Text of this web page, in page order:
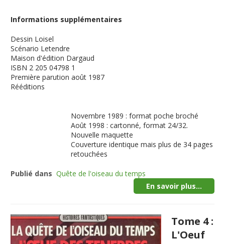
Informations supplémentaires
Dessin Loisel
Scénario Letendre
Maison d'édition Dargaud
ISBN 2 205 04798 1
Première parution août 1987
Rééditions
Novembre 1989 : format poche broché
Août 1998 : cartonné, format 24/32.
Nouvelle maquette
Couverture identique mais plus de 34 pages
retouchées
Publié dans Quête de l'oiseau du temps
En savoir plus...
Tome 4 :
L'Oeuf